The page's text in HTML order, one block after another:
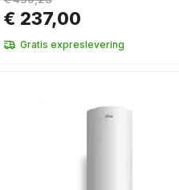
€ 237,00
Gratis expreslevering